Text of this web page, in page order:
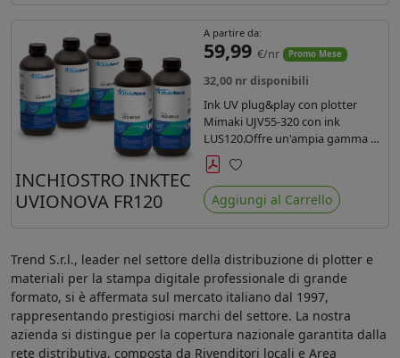
INCHIOSTRO INKTEC
UVIONOVA FR120
A partire da:
59,99 €/nr Promo Mese
32,00 nr disponibili
Ink UV plug&play con plotter
Mimaki UJV55-320 con ink
LUS120.Offre un'ampia gamma di
colori,una maggiore densità e un
minore ingiallimento rispetto agli
ink Mimaki LUS-120
Preferiti
Aggiungi al Carrello
Trend S.r.l., leader nel settore della distribuzione di plotter e
materiali per la stampa digitale professionale di grande
formato, si è affermata sul mercato italiano dal 1997,
rappresentando prestigiosi marchi del settore. La nostra
azienda si distingue per la copertura nazionale garantita dalla
rete distributiva, composta da Rivenditori locali e Area